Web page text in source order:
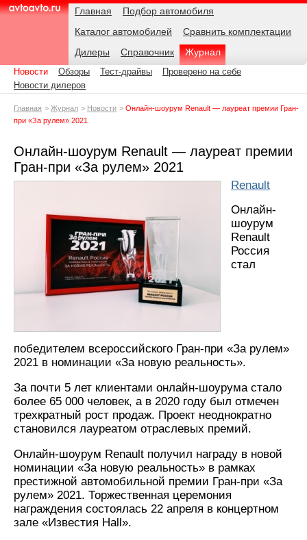
AvtoAvto.ru
Навигация Главная
Подбор автомобиля
Каталог автомобилей
Сравнить комплектации
Дилеры
Справочник Журнал
Подразделы
Новости Обзоры Тест-драйвы
Проверено на себе
Новости дилеров
Родительские
Главная Журнал Новости
Онлайн-шоурум Renault — лауреат премии Гран-
при «За рулем» 2021
Онлайн-шоурум Renault — лауреат премии
Гран-при «За рулем» 2021
Renault
Онлайн-
шоурум
Renault
Россия
стал
победителем всероссийского Гран-при «За рулем»
2021 в номинации «За новую реальность».
За почти 5 лет клиентами онлайн-шоурума стало
более 65 000 человек, а в 2020 году был отмечен
трехкратный рост продаж. Проект неоднократно
становился лауреатом отраслевых премий.
Онлайн-шоурум Renault получил награду в новой
номинации «За новую реальность» в рамках
престижной автомобильной премии Гран-при «За
рулем» 2021. Торжественная церемония
награждения состоялась 22 апреля в концертном
зале «Известия Hall».
Дата: